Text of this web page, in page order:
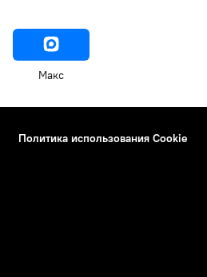
Макс
Политика использования Cookie